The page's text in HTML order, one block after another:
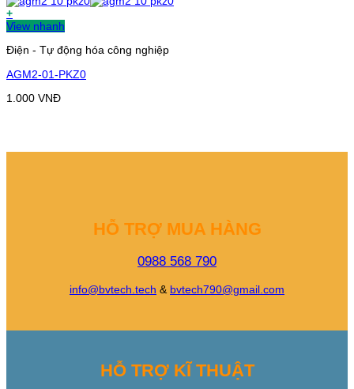
+
View nhanh
Điện - Tự động hóa công nghiệp
AGM2-01-PKZ0
1.000 VNĐ
HỖ TRỢ MUA HÀNG
0988 568 790
info@bvtech.tech & bvtech790@gmail.com
HỖ TRỢ KĨ THUẬT